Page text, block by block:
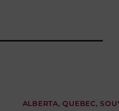
ALBERTA,QUEBEC,